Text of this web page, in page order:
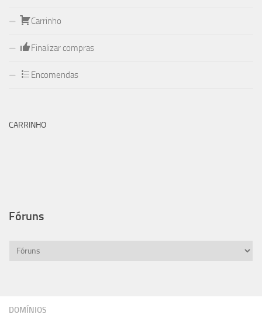
DOMÍNIOS
Carrinho
Finalizar compras
Encomendas
CARRINHO
Fóruns